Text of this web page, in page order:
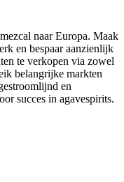
naar Europa. Maak
en bespaar aanzienlijk
te verkopen via zowel
belangrijke markten
en
succes in agavespirits.